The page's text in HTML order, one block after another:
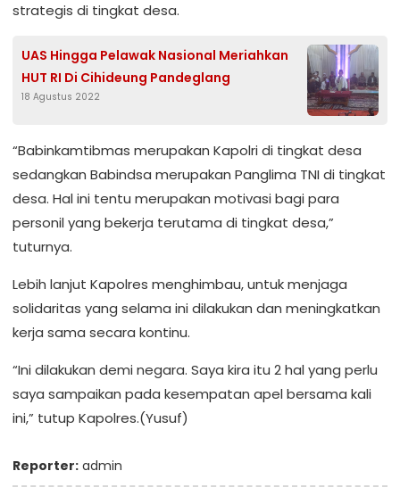
strategis di tingkat desa.
UAS Hingga Pelawak Nasional Meriahkan
HUT RI Di Cihideung Pandeglang
18 Agustus 2022
“Babinkamtibmas merupakan Kapolri di tingkat desa
sedangkan Babindsa merupakan Panglima TNI di tingkat
desa. Hal ini tentu merupakan motivasi bagi para
personil yang bekerja terutama di tingkat desa,”
tuturnya.
Lebih lanjut Kapolres menghimbau, untuk menjaga
solidaritas yang selama ini dilakukan dan meningkatkan
kerja sama secara kontinu.
“Ini dilakukan demi negara. Saya kira itu 2 hal yang perlu
saya sampaikan pada kesempatan apel bersama kali
ini,” tutup Kapolres.(Yusuf)
Reporter: admin